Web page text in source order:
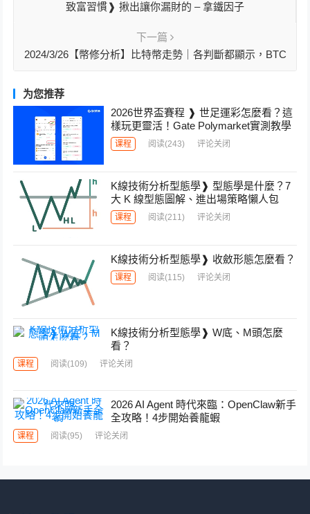
致富習慣❱ 揪出讓你漏財的 – 拿鐵因子
下一篇
2024/3/26【幣修分析】比特幣走勢｜各判斷都顯示，BTC
为您推荐
2026世界盃賽程 ❱ 世足運彩怎麼看？這
樣玩更靈活！Gate Polymarket實測教學
课程 阅读(243) 评论关闭
K線技術分析型態學❱ 型態學是什麼？7
大 K 線型態圖解、進出場策略懶人包
课程 阅读(211) 评论关闭
K線技術分析型態學❱ 收斂形態怎麼看？
课程 阅读(115) 评论关闭
K線技術分析型態學❱ W底、M頭怎麼
看？
课程 阅读(109) 评论关闭
2026 AI Agent 時代來臨：OpenClaw新手
全攻略！4步開始養龍蝦
课程 阅读(95) 评论关闭